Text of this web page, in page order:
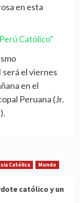
en esta
Católico"
el viernes
en el
Peruana (Jr.
Católica Mundo
católico y un